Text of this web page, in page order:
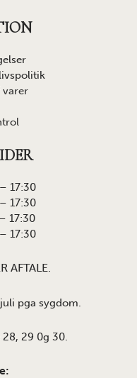
varer
17:30
17:30
17:30
17:30
AFTALE.
pga sygdom.
29 0g 30.